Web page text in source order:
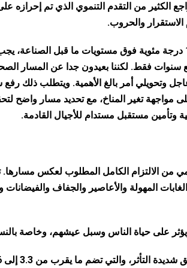
الكثير من التقدم التنموي الذي تم إحرازه
والحروب.
وللحد من ظاهرة الاحترار العالمي بما لا يتجاوز 1.5 درجة مئوية فوق مستويات
وتحويلي أمر بالغ الأهمية. ويتطلب ذلك
على مواجهة تغير المناخ، مع تحديد مسار واضح
وتأمين مستقبل مستدام للأجيال القادمة.
المهولة والأعاصير والجفاف والفيضانات
على حياة الناس وسبل عيشهم، وخاصة